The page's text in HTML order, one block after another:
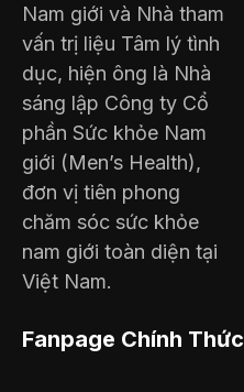
Nam giới và Nhà tham
vấn trị liệu Tâm lý tình
dục, hiện ông là Nhà
sáng lập Công ty Cổ
phần Sức khỏe Nam
giới (Men’s Health),
đơn vị tiên phong
chăm sóc sức khỏe
nam giới toàn diện tại
Việt Nam.
Fanpage Chính Thức